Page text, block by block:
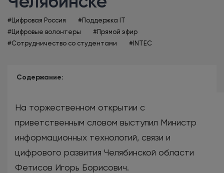
#Цифровая Россия
#Поддержка IT
#Цифровые волонтеры
#Прямой эфир
#Сотрудничество со студентами
#INTEC
Содержание:
На торжественном открытии с
приветственным словом выступил Министр
информационных технологий, связи и
цифрового развития Челябинской области
Фетисов Игорь Борисович.